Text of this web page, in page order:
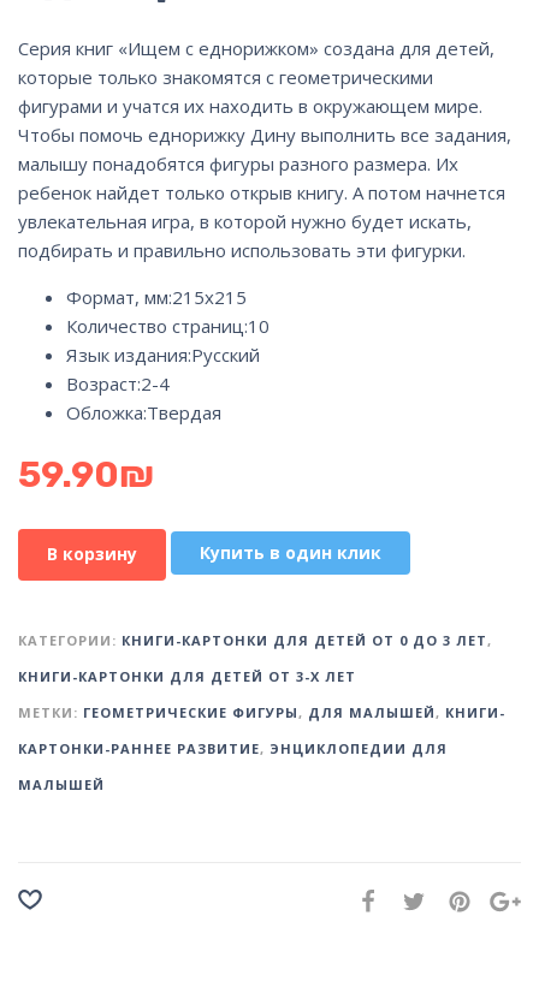
Серия книг «Ищем с еднорижком» создана для детей,
которые только знакомятся с геометрическими
фигурами и учатся их находить в окружающем мире.
Чтобы помочь еднорижку Дину выполнить все задания,
малышу понадобятся фигуры разного размера. Их
ребенок найдет только открыв книгу. А потом начнется
увлекательная игра, в которой нужно будет искать,
подбирать и правильно использовать эти фигурки.
Формат, мм:215х215
Количество страниц:10
Язык издания:Русский
Возраст:2-4
Обложка:Твердая
59.90₪
В корзину Купить в один клик
КАТЕГОРИИ: КНИГИ-КАРТОНКИ ДЛЯ ДЕТЕЙ ОТ 0 ДО 3 ЛЕТ ,
КНИГИ-КАРТОНКИ ДЛЯ ДЕТЕЙ ОТ 3-Х ЛЕТ
МЕТКИ: ГЕОМЕТРИЧЕСКИЕ ФИГУРЫ , ДЛЯ МАЛЫШЕЙ , КНИГИ-
КАРТОНКИ-РАННЕЕ РАЗВИТИЕ, ЭНЦИКЛОПЕДИИ ДЛЯ
МАЛЫШЕЙ